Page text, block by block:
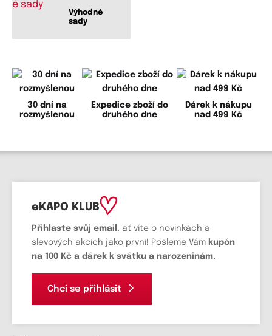
Výhodné
sady
30 dní na
rozmyšlenou
Expedice zboží do
druhého dne
Dárek k nákupu
nad 499 Kč
eKAPO KLUB
Přihlaste svůj email , ať víte o novinkách a
slevových akcích jako první! Pošleme Vám kupón
na 100 Kč a dárek k svátku a narozeninám.
Chci se přihlásit